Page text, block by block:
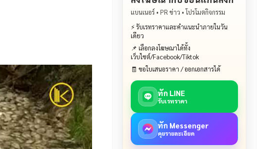
แบนเนอร์ • PR ข่าว • โปรโมตกิจกรรม
⚡ รับเรทราคาและคำแนะนำภายในวัน
เดียว
📌 เลือกลงโฆษณาได้ทั้ง
เว็บไซต์/Facebook/Tiktok
🧾 ขอใบเสนอราคา / ออกเอกสารได้
ทัก LINE
รับเรทราคา
ทัก Messenger
คุยรายละเอียด